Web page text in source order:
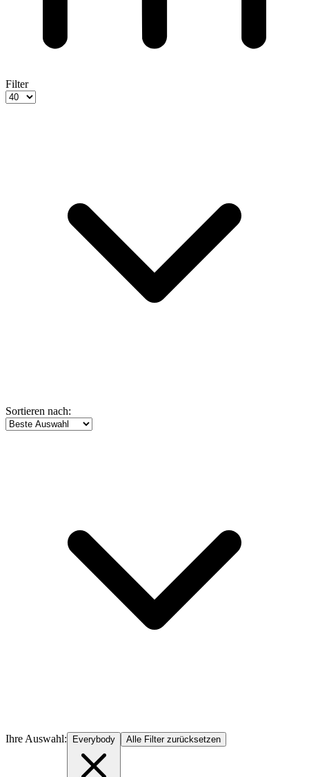
Filter
Sortieren nach:
Ihre Auswahl: Everybody Alle Filter zurücksetzen